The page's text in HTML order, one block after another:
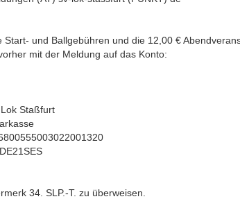
Start- und Ballgebühren und die 12,00 €
mit der Meldung auf das Konto:
Staßfurt
34. SLP.-T. zu überweisen.